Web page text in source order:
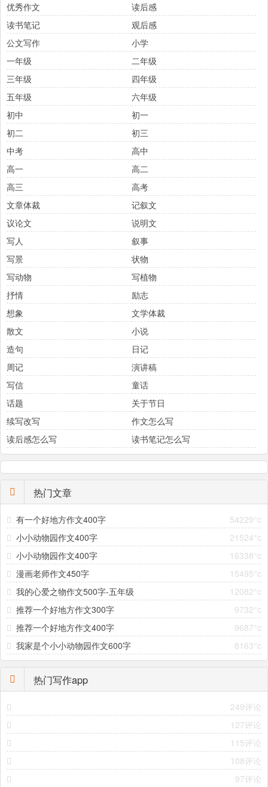
优秀作文
读后感
读书笔记
观后感
公文写作
小学
一年级
二年级
三年级
四年级
五年级
六年级
初中
初一
初二
初三
中考
高中
高一
高二
高三
高考
文章体裁
记叙文
议论文
说明文
写人
叙事
写景
状物
写动物
写植物
抒情
励志
想象
文学体裁
散文
小说
造句
日记
周记
演讲稿
写信
童话
话题
关于节日
续写改写
作文怎么写
读后感怎么写
读书笔记怎么写
热门文章
54229°c
有一个好地方作文400字
21524°c
小小动物园作文400字
16338°c
小小动物园作文400字
15495°c
漫画老师作文450字
12082°c
我的心爱之物作文500字-五年级
9732°c
推荐一个好地方作文300字
9687°c
推荐一个好地方作文400字
8163°c
我家是个小小动物园作文600字
热门写作app
249评论
127评论
115评论
108评论
97评论